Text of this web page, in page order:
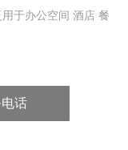
于办公空间 酒店 餐
话